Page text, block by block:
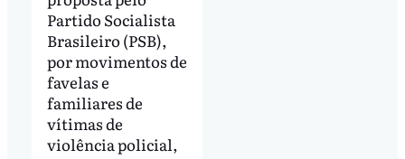
Partido Socialista
Brasileiro (PSB),
por movimentos de
favelas e
familiares de
vítimas de
violência policial,